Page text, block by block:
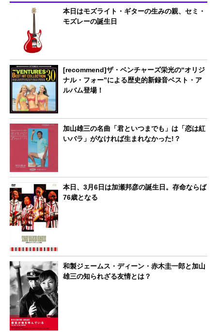
本日はモズライト・ギターの生みの親、セミ・
モズレーの誕生日
[recommend]ザ・ベンチャーズ栄光の“オリジ
ナル・フォー”による歴史的新録音ベスト・ア
ルバム登場！
加山雄三の名曲「君といつまでも」は「恋は紅
いバラ」がなければ生まれなかった!？
本日、3月6日は加瀬邦彦の誕生日。存命ならば
76歳となる
和製ジェームス・ディーン・赤木圭一郎と加山
雄三の知られざる友情とは？